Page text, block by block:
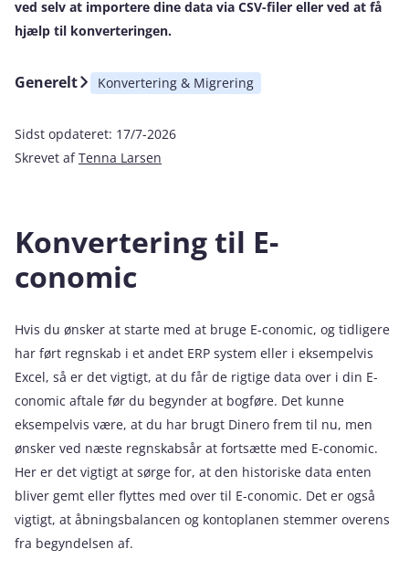
ved selv at importere dine data via CSV-filer eller ved at få
hjælp til konverteringen.
Generelt Konvertering & Migrering
Sidst opdateret: 17/7-2026
Skrevet afTenna Larsen
Konvertering til E-
conomic
Hvis du ønsker at starte med at bruge E-conomic, og tidligere
har ført regnskab i et andet ERP system eller i eksempelvis
Excel, så er det vigtigt, at du får de rigtige data over i din E-
conomic aftale før du begynder at bogføre. Det kunne
eksempelvis være, at du har brugt Dinero frem til nu, men
ønsker ved næste regnskabsår at fortsætte med E-conomic.
Her er det vigtigt at sørge for, at den historiske data enten
bliver gemt eller flyttes med over til E-conomic. Det er også
vigtigt, at åbningsbalancen og kontoplanen stemmer overens
fra begyndelsen af.